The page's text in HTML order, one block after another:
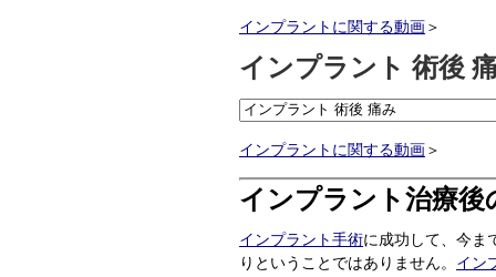
インプラントに関する動画 ＞
インプラント 術後
インプラントに関する動画 ＞
インプラント治療後
インプラント手術に成功して、今ま
りということではありません。 イン